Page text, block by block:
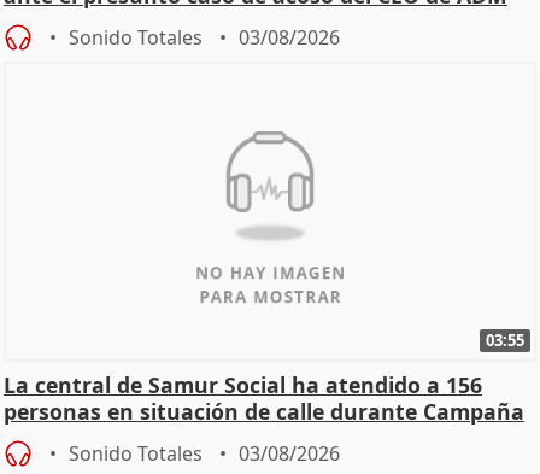
Sonido Totales 03/08/2026
03:55
La central de Samur Social ha atendido a 156
personas en situación de calle durante Campaña
de Calor
Sonido Totales 03/08/2026